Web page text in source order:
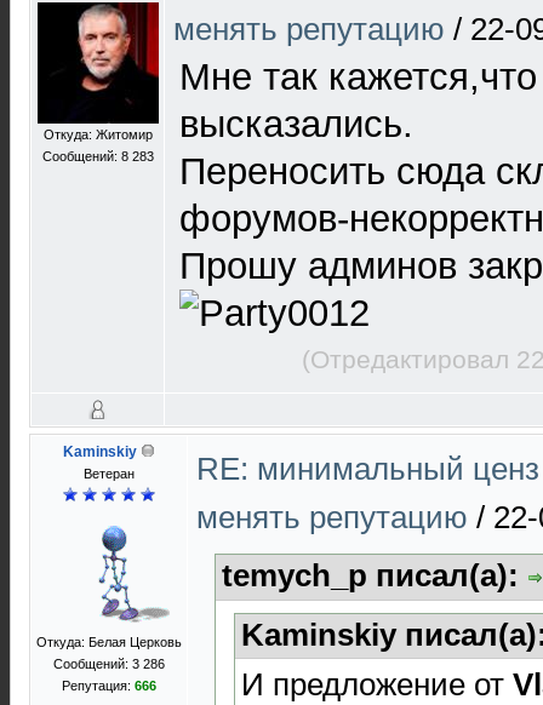
Откуда: Житомир
Сообщений: 8 283
менять репутацию / 22-
Мне так
высказались.
Переносить сюда
форумов-
Прошу админов
(Отредактировал
Kaminskiy
Ветеран
Откуда: Белая Церковь
Сообщений: 3 286
Репутация: 666
RE: минимальный
менять репутацию /
temych_p писал(а):
Kaminskiy
И предложение от